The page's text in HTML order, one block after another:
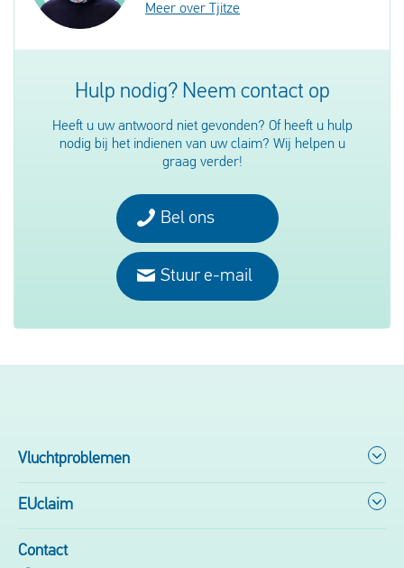
Meer over Tjitze
Hulp nodig? Neem contact op
Heeft u uw antwoord niet gevonden? Of heeft u hulp
nodig bij het indienen van uw claim? Wij helpen u
graag verder!
Bel ons
Stuur e-mail
Vluchtproblemen
EUclaim
Contact